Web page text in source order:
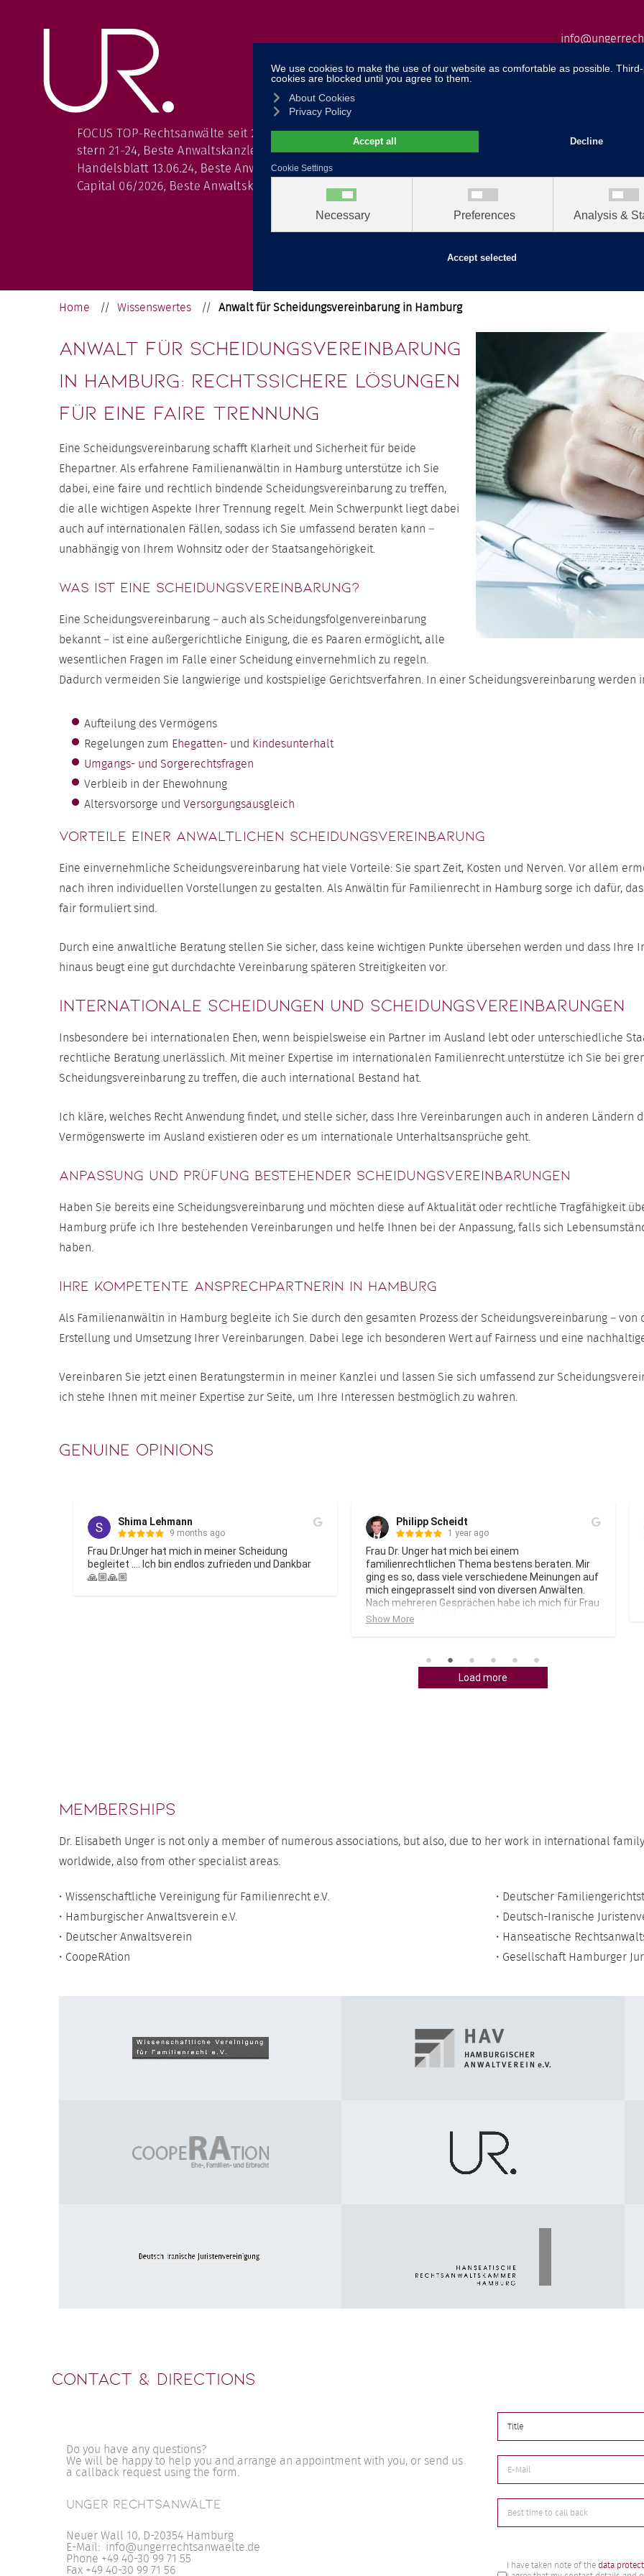
Publications Lectures
Home // Wissenswertes // Anwalt für Scheidungsvereinbarung in Hamburg
Anwalt für Scheidungsvereinbarung
in Hamburg: Rechtssichere Lösungen
für eine faire Trennung
Eine Scheidungsvereinbarung schafft Klarheit und Sicherheit für beide
Ehepartner. Als erfahrene Familienanwältin in Hamburg unterstütze ich Sie
dabei, eine faire und rechtlich bindende Scheidungsvereinbarung zu treffen,
die alle wichtigen Aspekte Ihrer Trennung regelt. Mein Schwerpunkt liegt dabei
auch auf internationalen Fällen, sodass ich Sie umfassend beraten kann –
unabhängig von Ihrem Wohnsitz oder der Staatsangehörigkeit.
Was ist eine Scheidungsvereinbarung?
Eine Scheidungsvereinbarung – auch als Scheidungsfolgenvereinbarung
bekannt – ist eine außergerichtliche Einigung, die es Paaren ermöglicht, alle
wesentlichen Fragen im Falle einer Scheidung einvernehmlich zu regeln.
Dadurch vermeiden Sie langwierige und kostspielige Gerichtsverfahren. In einer Scheidungsvereinbarung werden
Aufteilung des Vermögens
Regelungen zum Ehegatten- und Kindesunterhalt
Umgangs- und Sorgerechtsfragen
Verbleib in der Ehewohnung
Altersvorsorge und Versorgungsausgleich
Vorteile einer anwaltlichen Scheidungsvereinbarung
Eine einvernehmliche Scheidungsvereinbarung hat viele Vorteile: Sie spart Zeit, Kosten und Nerven. Vor allem
nach ihren individuellen Vorstellungen zu gestalten. Als Anwältin für Familienrecht in Hamburg sorge ich dafür,
fair formuliert sind.
Durch eine anwaltliche Beratung stellen Sie sicher, dass keine wichtigen Punkte übersehen werden und dass
hinaus beugt eine gut durchdachte Vereinbarung späteren Streitigkeiten vor.
Internationale Scheidungen und Scheidungsvereinbarungen
Insbesondere bei internationalen Ehen, wenn beispielsweise ein Partner im Ausland lebt oder unterschiedliche
rechtliche Beratung unerlässlich. Mit meiner Expertise im internationalen Familienrecht unterstütze ich Sie bei
Scheidungsvereinbarung zu treffen, die auch international Bestand hat.
Ich kläre, welches Recht Anwendung findet, und stelle sicher, dass Ihre Vereinbarungen auch in anderen Ländern
Vermögenswerte im Ausland existieren oder es um internationale Unterhaltsansprüche geht.
Anpassung und Prüfung bestehender Scheidungsvereinbarungen
Haben Sie bereits eine Scheidungsvereinbarung und möchten diese auf Aktualität oder rechtliche Tragfähigkeit
Hamburg prüfe ich Ihre bestehenden Vereinbarungen und helfe Ihnen bei der Anpassung, falls sich
haben.
Ihre kompetente Ansprechpartnerin in Hamburg
Als Familienanwältin in Hamburg begleite ich Sie durch den gesamten Prozess der Scheidungsvereinbarung –
Erstellung und Umsetzung Ihrer Vereinbarungen. Dabei lege ich besonderen Wert auf Fairness und eine
Vereinbaren Sie jetzt einen Beratungstermin in meiner Kanzlei und lassen Sie sich umfassend zur
ich stehe Ihnen mit meiner Expertise zur Seite, um Ihre Interessen bestmöglich zu wahren.
Genuine opinions
mich in meiner Scheidung
endlos zufrieden und Dankbar
Frau Dr. Unger hat mich bei einem
familienrechtlichen Thema bestens beraten. Mir
ging es so, dass viele verschiedene Meinungen auf
mich eingeprasselt sind von diversen Anwälten.
Nach mehreren Gesprächen habe ich mich für Frau
Dr. Unger entschieden, da sie einen souveränen,
Hubertus Melsheimer
Frau Dr. Unger hat mich vom
beeindruckt und überzeugt. Ihr
Fachwissen, gepaart mit einem
Auftreten, haben mein Anliegen
zu einem erfolgreichen Ergebnis
Load more
MEMBERSHIPS
Dr. Elisabeth Unger is not only a member of numerous associations, but also, due to her work in international
worldwide, also from other specialist areas.
• Wissenschaftliche Vereinigung für Familienrecht e.V.
• Hamburgischer Anwaltsverein e.V.
• Deutscher Anwaltsverein
• CoopeRAtion
• Deutscher
• Deutsch-Iranische
• Hanseatische
• Gesellschaft Hamburger
Contact & Directions
Do you have any questions?
We will be happy to help you and arrange an appointment with you, or send us
a callback request using the form.
UNGER RECHTSANWÄLTE
Neuer Wall 10, D-20354 Hamburg
E-Mail: info@ungerrechtsanwaelte.de
Phone +49 40-30 99 71 55
Fax +49 40-30 99 71 56
Markierungsfelder
I have taken note of the data